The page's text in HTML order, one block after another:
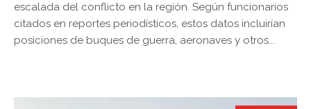
escalada del conflicto en la región. Según funcionarios
citados en reportes periodísticos, estos datos incluirían
posiciones de buques de guerra, aeronaves y otros...